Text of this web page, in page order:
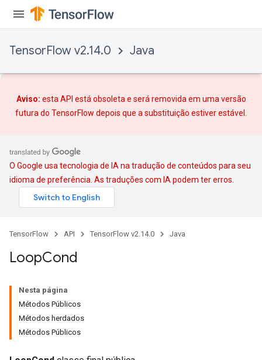
TensorFlow v2.14.0 Java
Aviso: esta API está obsoleta e será removida em uma versão
futura do TensorFlow depois que a substituição estiver estável.
O Google usa tecnologia de IA na tradução de conteúdos para seu
idioma de preferência. As traduções com IA podem ter erros.
TensorFlow API TensorFlow v2.14.0 Java
LoopCond
Nesta página
Métodos Públicos
Métodos herdados
Métodos Públicos